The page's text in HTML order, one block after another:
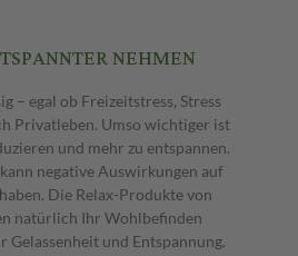
NEHMEN
– egal ob Freizeitstress, Stress
Privatleben. Umso wichtiger ist
und mehr zu entspannen.
negative Auswirkungen auf
Die Relax-Produkte von
natürlich Ihr Wohlbefinden
Gelassenheit und Entspannung.